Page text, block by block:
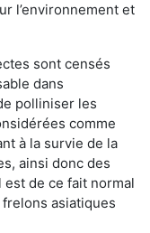
l’environnement et
sont censés
dans
polliniser les
comme
à la survie de la
ainsi donc des
de ce fait normal
asiatiques